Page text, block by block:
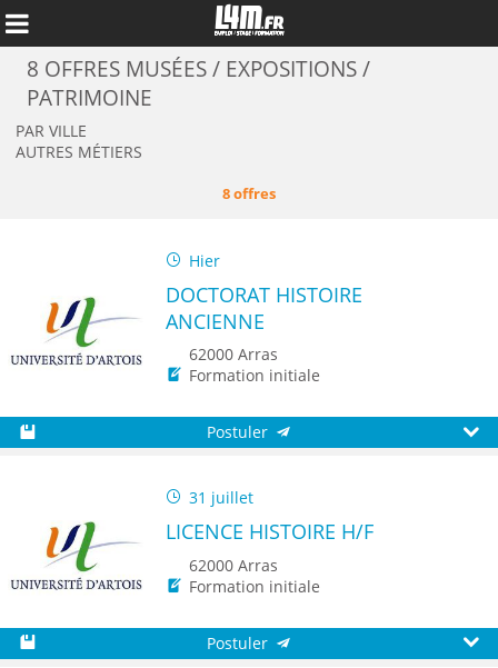
Annuler
8 OFFRES MUSÉES / EXPOSITIONS /
PATRIMOINE
PAR VILLE
AUTRES MÉTIERS
8 offres
Hier
DOCTORAT HISTOIRE
ANCIENNE
62000 Arras
Formation initiale
Postuler
31 juillet
LICENCE HISTOIRE H/F
62000 Arras
Formation initiale
Postuler